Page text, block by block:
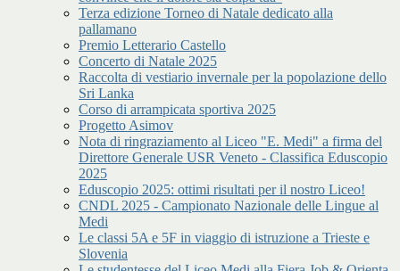
Terza edizione Torneo di Natale dedicato alla
pallamano
Premio Letterario Castello
Concerto di Natale 2025
Raccolta di vestiario invernale per la popolazione dello
Sri Lanka
Corso di arrampicata sportiva 2025
Progetto Asimov
Nota di ringraziamento al Liceo "E. Medi" a firma del
Direttore Generale USR Veneto - Classifica Eduscopio
2025
Eduscopio 2025: ottimi risultati per il nostro Liceo!
CNDL 2025 - Campionato Nazionale delle Lingue al
Medi
Le classi 5A e 5F in viaggio di istruzione a Trieste e
Slovenia